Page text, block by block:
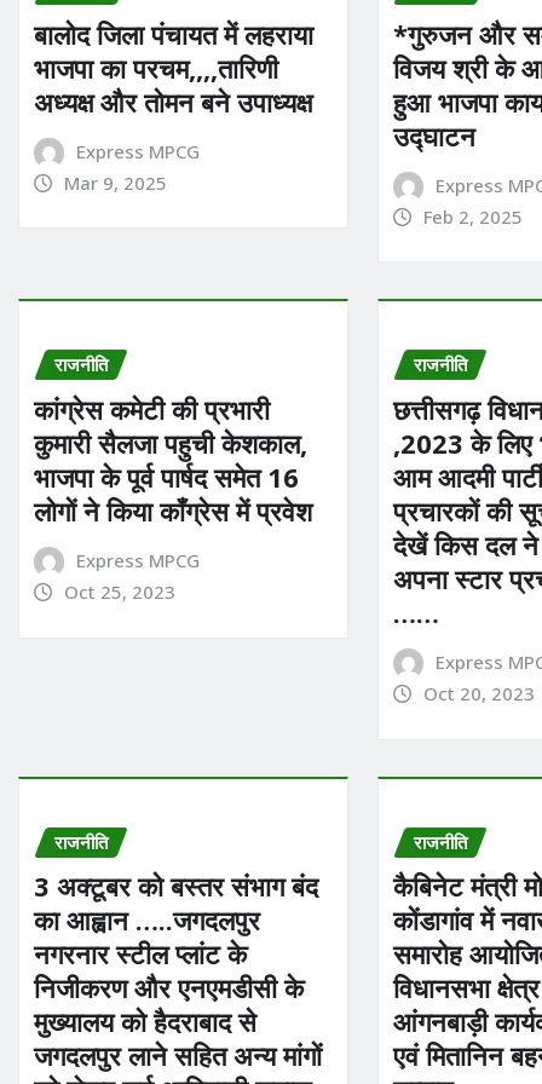
बालोद जिला पंचायत में लहराया
भाजपा का परचम,,,,तारिणी
अध्यक्ष और तोमन बने उपाध्यक्ष
Express MPCG
Mar 9, 2025
*गुरुजन और
विजय श्री के
हुआ भाजपा
उद्घाटन
Express
Feb 2, 2025
राजनीति
कांग्रेस कमेटी की प्रभारी
कुमारी सैलजा पहुची केशकाल,
भाजपा के पूर्व पार्षद समेत 16
लोगों ने किया कॉंग्रेस में प्रवेश
Express MPCG
Oct 25, 2023
राजनीति
छत्तीसगढ़
,2023 के लिए
आम आदमी
प्रचारकों की
देखें किस दल
अपना स्टार
……
Express
Oct 20, 2023
राजनीति
3 अक्टूबर को बस्तर संभाग बंद
का आह्वान …..जगदलपुर
नगरनार स्टील प्लांट के
निजीकरण और एनएमडीसी के
मुख्यालय को हैदराबाद से
जगदलपुर लाने सहित अन्य मांगों
राजनीति
कैबिनेट मंत्री
कोंडागांव में
समारोह
विधानसभा
आंगनबाड़ी
एवं मितानिन